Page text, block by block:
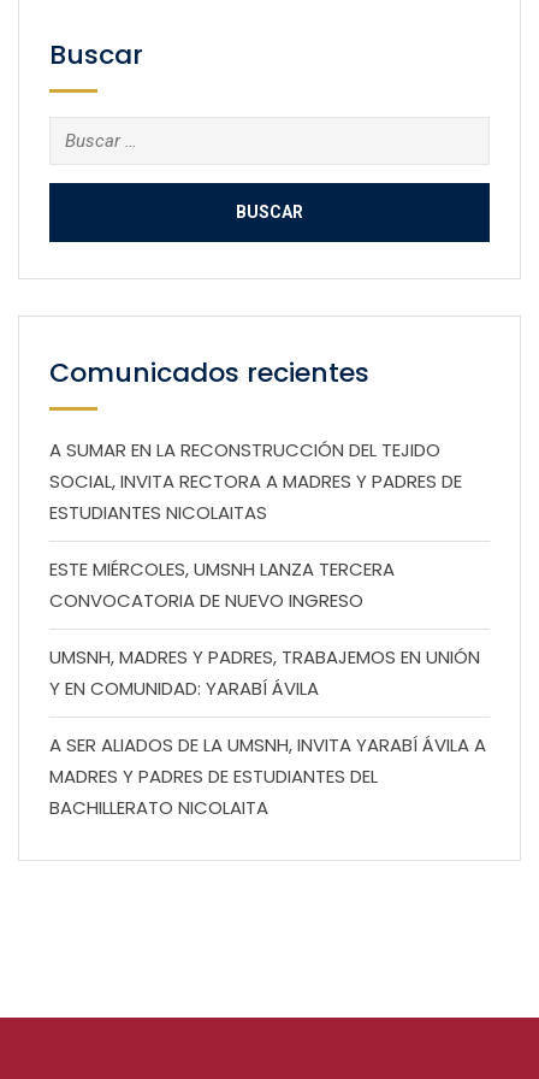
Buscar
Buscar:
Comunicados recientes
A SUMAR EN LA RECONSTRUCCIÓN DEL TEJIDO
SOCIAL, INVITA RECTORA A MADRES Y PADRES DE
ESTUDIANTES NICOLAITAS
ESTE MIÉRCOLES, UMSNH LANZA TERCERA
CONVOCATORIA DE NUEVO INGRESO
UMSNH, MADRES Y PADRES, TRABAJEMOS EN UNIÓN
Y EN COMUNIDAD: YARABÍ ÁVILA
A SER ALIADOS DE LA UMSNH, INVITA YARABÍ ÁVILA A
MADRES Y PADRES DE ESTUDIANTES DEL
BACHILLERATO NICOLAITA